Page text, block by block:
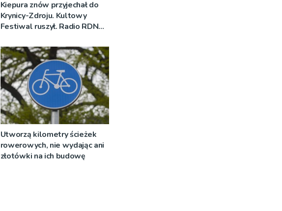
Kiepura znów przyjechał do
Krynicy-Zdroju. Kultowy
Festiwal ruszył. Radio RDN
[ZDJĘCIA]
Utworzą kilometry ścieżek
rowerowych, nie wydając ani
złotówki na ich budowę